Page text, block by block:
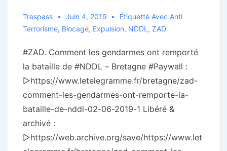
Trespass Juin 4, 2019 Étiquetté Avec Anti
Terrorisme, Blocage, Expulsion, NDDL , ZAD
#ZAD. Comment les gendarmes ont remporté
la bataille de #NDDL – Bretagne #Paywall :
▻https://www.letelegramme.fr/bretagne/zad-
comment-les-gendarmes-ont-remporte-la-
bataille-de-nddl-02-06-2019-1 Libéré &
archivé :
▻https://web.archive.org/save/https://www.let